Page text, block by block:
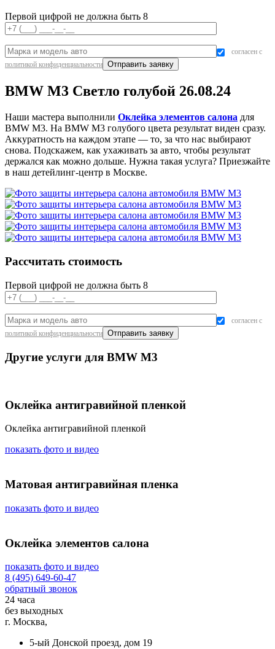
Первой цифрой не должна быть 8
согласен с
политикой конфиденциальности
BMW M3 Светло голубой 26.08.24
Наши мастера выполнили Оклейка элементов салона для
BMW M3. На BMW M3 голубого цвета результат виден сразу.
Аккуратность на каждом этапе — то, за что нас выбирают
снова. Подскажем, как ухаживать за авто, чтобы результат
держался как можно дольше. Нужна такая услуга? Приезжайте
в наш детейлинг-центр в Москве.
Рассчитать стоимость
Первой цифрой не должна быть 8
согласен с
политикой конфиденциальности
Другие услуги для BMW M3
Оклейка антигравийной пленкой
Оклейка антигравийной пленкой
показать фото и видео
Матовая антигравийная пленка
показать фото и видео
Оклейка элементов салона
показать фото и видео
8 (495) 649-60-47
обратный звонок
24 часа
без выходных
г. Москва,
5-ый Донской проезд, дом 19